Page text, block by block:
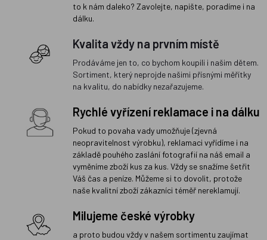
to k nám daleko? Zavolejte, napište, poradíme i na
dálku.
Kvalita vždy na prvním místě
Prodáváme jen to, co bychom koupili i našim dětem.
Sortiment, který neprojde našimi přísnými měřítky
na kvalitu, do nabídky nezařazujeme.
Rychlé vyřízení reklamace i na dálku
Pokud to povaha vady umožňuje (zjevná
neopravitelnost výrobku), reklamaci vyřídíme i na
základě pouhého zaslání fotografií na náš email a
vyměníme zboží kus za kus. Vždy se snažíme šetřit
Váš čas a peníze. Můžeme si to dovolit, protože
naše kvalitní zboží zákazníci téměř nereklamují.
Milujeme české výrobky
a proto budou vždy v našem sortimentu zaujímat